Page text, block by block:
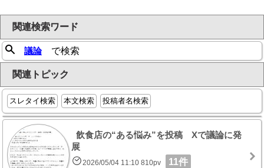
関連検索ワード
議論で検索
関連トピック
スレタイ検索 本文検索 投稿者名検索
飲食店の“ある悩み”を投稿 Xで議論に発
展
2026/05/04 11:10 810pv 11件